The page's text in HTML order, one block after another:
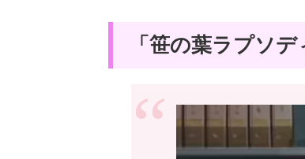
「笹の葉ラプソ